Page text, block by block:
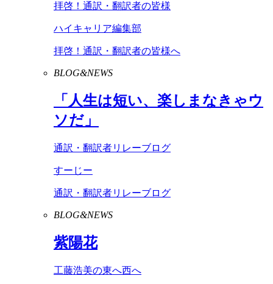
拝啓！通訳・翻訳者の皆様
ハイキャリア編集部
拝啓！通訳・翻訳者の皆様へ
BLOG&NEWS
「人生は短い、楽しまなきゃウ
ソだ」
通訳・翻訳者リレーブログ
すーじー
通訳・翻訳者リレーブログ
BLOG&NEWS
紫陽花
工藤浩美の東へ西へ